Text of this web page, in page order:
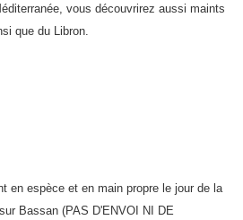
vous découvrirez aussi maints
que du Libron.
en espèce et en main propre le jour de la
Bassan (PAS D'ENVOI NI DE